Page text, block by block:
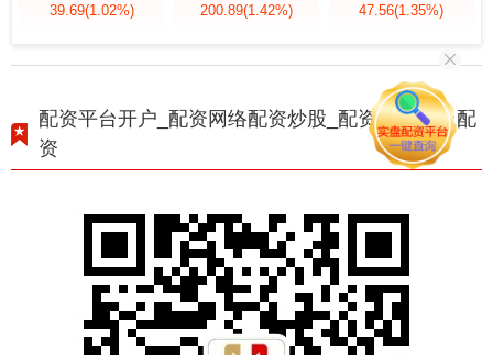
39.69(1.02%) 200.89(1.42%) 47.56(1.35%)
配资平台开户_配资网络配资炒股_配资官网线上配
资